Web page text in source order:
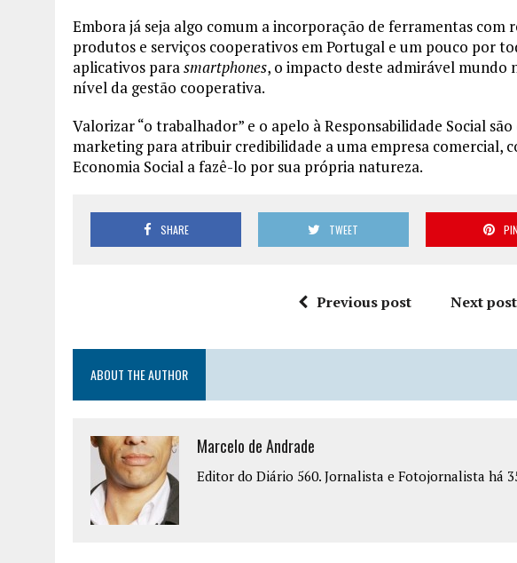
Embora já seja algo comum a incorporação de ferramentas
produtos e serviços cooperativos em Portugal e um pouco por
aplicativos parasmartphones, o impacto deste admirável mundo
nível da gestão cooperativa.
Valorizar “o trabalhador” e o apelo à Responsabilidade Social
marketing para atribuir credibilidade a uma empresa comercial,
Economia Social a fazê-lo por sua própria natureza.
SHARE TWEET PIN
Previous post Next post
ABOUT THE AUTHOR
Marcelo de Andrade
Editor do Diário 560. Jornalista e Fotojornalista há